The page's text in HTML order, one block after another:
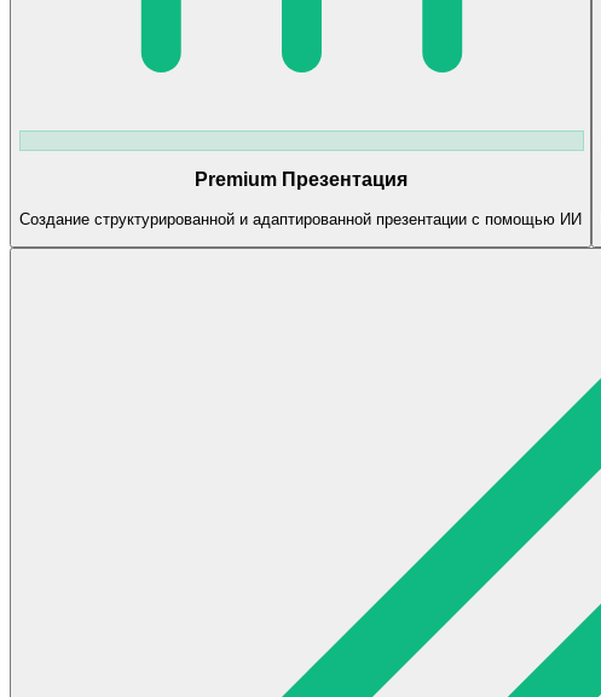
Premium Презентация
Создание структурированной и адаптированной презентации с помощью ИИ